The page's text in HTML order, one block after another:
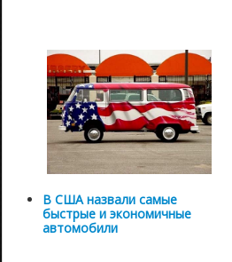
В США назвали самые
быстрые и экономичные
автомобили